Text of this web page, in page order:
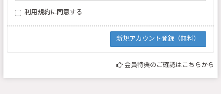
利用規約に同意する
会員特典のご確認はこちらから